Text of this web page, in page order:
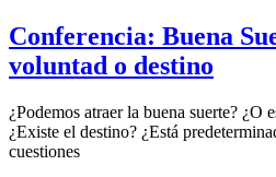
Conferencia: Buena
voluntad o destino
¿Podemos atraer la buena suerte? ¿O
¿Existe el destino? ¿Está
cuestiones